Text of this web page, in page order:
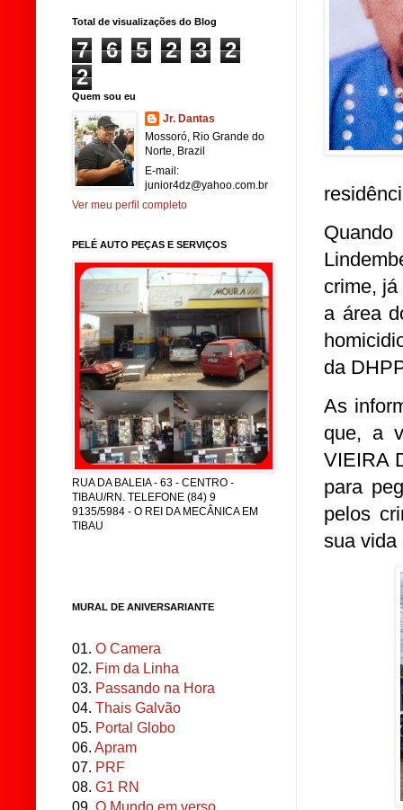
crime,
a área
da
As
que, a
VIEIRA
para
pelos
sua vida
Total de visualizações do Blog
7 6 5 2 3
2
2
Quem sou eu
Jr. Dantas
Mossoró, Rio Grande do
Norte, Brazil
E-mail:
junior4dz@yahoo.com.br
Ver meu perfil completo
PELÉ AUTO PEÇAS E SERVIÇOS
RUA DA BALEIA - 63 - CENTRO -
TIBAU/RN. TELEFONE (84) 9
9135/5984 - O REI DA MECÂNICA EM
TIBAU
MURAL DE ANIVERSARIANTE
01. O Camera
02. Fim da Linha
03. Passando na Hora
04. Thais Galvão
05. Portal Globo
06. Apram
07. PRF
08. G1 RN
09. O Mundo em verso